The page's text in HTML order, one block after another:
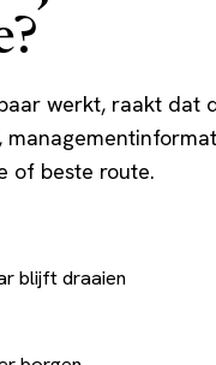
werkt, raakt dat
of beste route.
blijft draaien